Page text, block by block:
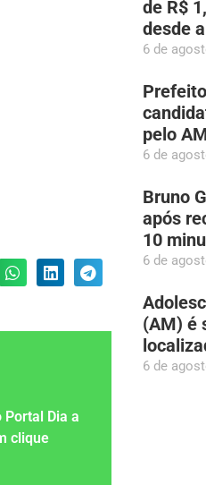
Dia a
clique
de R$
desde
6 de
pelo
6 de
Bruno
após
10
6 de
(AM) é
6 de